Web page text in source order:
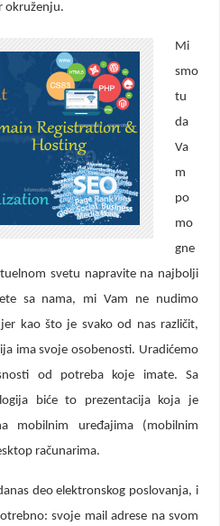
okruženju.
Mi
smo
tu
da
Va
m
po
mo
gne
svetu napravite na najbolji
sa nama, mi Vam ne nudimo
kao što je svako od nas različit,
ima svoje osobenosti. Uradićemo
od potreba koje imate. Sa
biće to prezentacija koja je
mobilnim uređajima (mobilnim
računarima.
deo elektronskog poslovanja, i
svoje mail adrese na svom